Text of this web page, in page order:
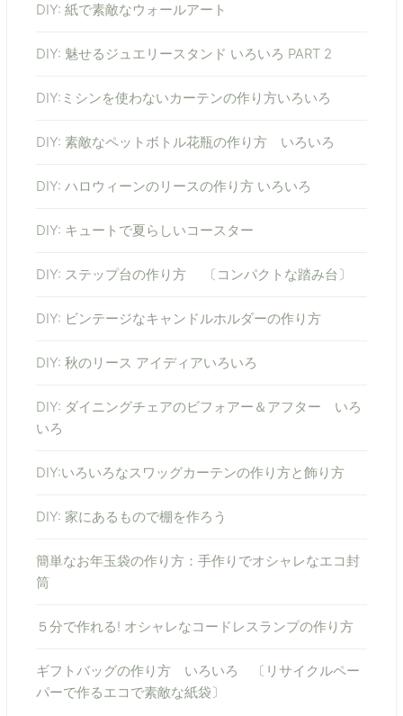
DIY: 紙で素敵なウォールアート
DIY: 魅せるジュエリースタンド いろいろ PART 2
DIY:ミシンを使わないカーテンの作り方いろいろ
DIY: 素敵なペットボトル花瓶の作り方 いろいろ
DIY: ハロウィーンのリースの作り方 いろいろ
DIY: キュートで夏らしいコースター
DIY: ステップ台の作り方 〔コンパクトな踏み台〕
DIY: ビンテージなキャンドルホルダーの作り方
DIY: 秋のリース アイディアいろいろ
DIY: ダイニングチェアのビフォアー＆アフター いろ
いろ
DIY:いろいろなスワッグカーテンの作り方と飾り方
DIY: 家にあるもので棚を作ろう
簡単なお年玉袋の作り方：手作りでオシャレなエコ封
筒
５分で作れる! オシャレなコードレスランプの作り方
ギフトバッグの作り方 いろいろ 〔リサイクルペー
パーで作るエコで素敵な紙袋〕